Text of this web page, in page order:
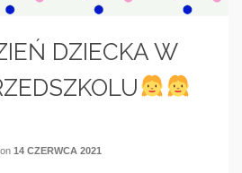
DZIECKA W
on 14 CZERWCA 2021